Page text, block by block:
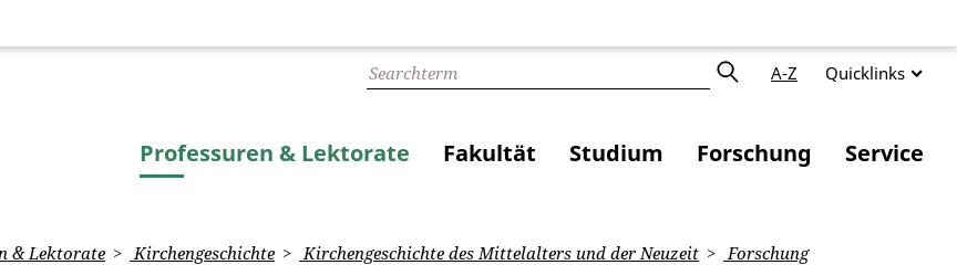
A-Z Quicklinks
Professuren & Lektorate Fakultät Studium Forschung Service
& Lektorate Kirchengeschichte Kirchengeschichte des Mittelalters und der Neuzeit
Forschung